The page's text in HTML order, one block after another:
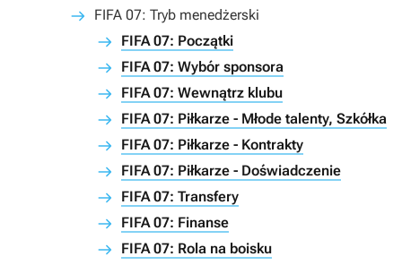
FIFA 07: Tryb menedżerski
FIFA 07: Początki
FIFA 07: Wybór sponsora
FIFA 07: Wewnątrz klubu
FIFA 07: Piłkarze - Młode talenty, Szkółka
FIFA 07: Piłkarze - Kontrakty
FIFA 07: Piłkarze - Doświadczenie
FIFA 07: Transfery
FIFA 07: Finanse
FIFA 07: Rola na boisku